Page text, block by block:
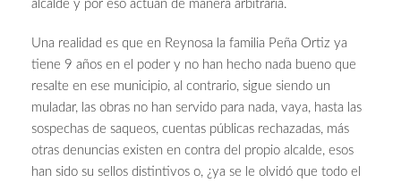
alcalde y por eso actúan de manera arbitraria.
Una realidad es que en Reynosa la familia Peña Ortiz ya
tiene 9 años en el poder y no han hecho nada bueno que
resalte en ese municipio, al contrario, sigue siendo un
muladar, las obras no han servido para nada, vaya, hasta las
sospechas de saqueos, cuentas públicas rechazadas, más
otras denuncias existen en contra del propio alcalde, esos
han sido su sellos distintivos o, ¿ya se le olvidó que todo el